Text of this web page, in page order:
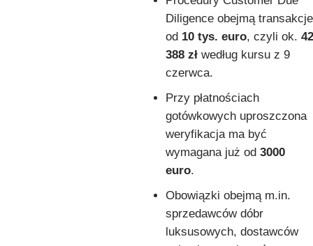
Diligence obejmą transakcje
od 10 tys. euro, czyli ok. 42
388 zł według kursu z 9
czerwca.
Przy płatnościach
gotówkowych uproszczona
weryfikacja ma być
wymagana już od 3000
euro.
Obowiązki obejmą m.in.
sprzedawców dóbr
luksusowych, dostawców